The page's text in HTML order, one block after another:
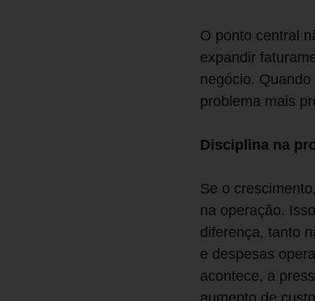
O ponto central
expandir
negócio.
problema mais
Disciplina na
Se o
na operação.
diferença, tanto
e despesas
acontece, a